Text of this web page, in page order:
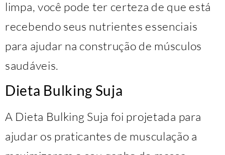
limpa, você pode ter certeza de que está
recebendo seus nutrientes essenciais
para ajudar na construção de músculos
saudáveis.
Dieta Bulking Suja
A Dieta Bulking Suja foi projetada para
ajudar os praticantes de musculação a